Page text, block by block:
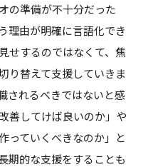
の準備が不十分だった
理由が明確に言語化でき
せするのではなくて、焦
り替えて支援していきま
されるべきではないと感
善してけば良いのか」や
っていくべきなのか」と
期的な支援をすることも